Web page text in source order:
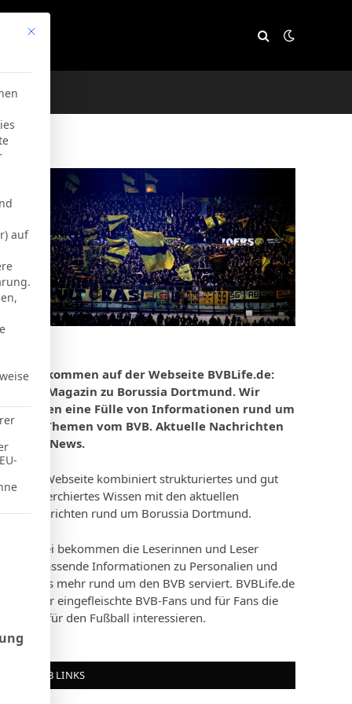
Willkommen auf der Webseite BVBLife.de:
Das Magazin zu Borussia Dortmund. Wir
bieten eine Fülle von Informationen rund um
die Themen vom BVB. Aktuelle Nachrichten
und News.
Die Webseite kombiniert strukturiertes und gut
recherchiertes Wissen mit den aktuellen
Nachrichten rund um Borussia Dortmund.
Dabei bekommen die Leserinnen und Leser
umfassende Informationen zu Personalien und
vieles mehr rund um den BVB serviert. BVBLife.de
ist für eingefleischte BVB-Fans und für Fans die
sich für den Fußball interessieren.
BVB LINKS
Mit diesem Button wird der Dialog geschlossen. Seine
auf
Consent Framework (TCF), für die eine Einwilligung erteilt